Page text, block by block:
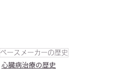
ペースメーカーの歴史
心臓病治療の歴史